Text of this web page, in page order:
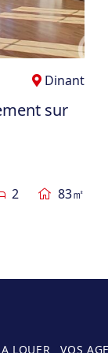
Dinant
sur
2 83㎡
A LOUER VOS